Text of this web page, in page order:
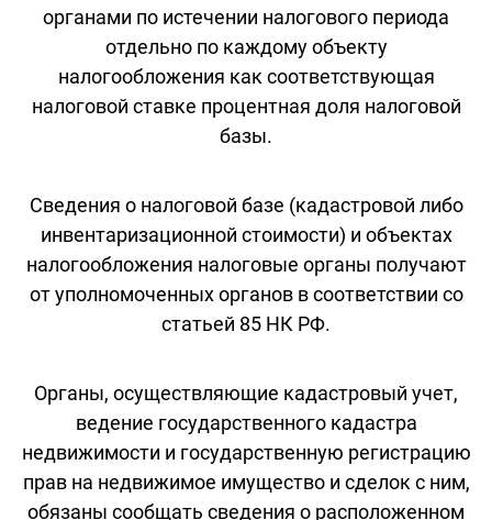
органами по истечении налогового периода
отдельно по каждому объекту
налогообложения как соответствующая
налоговой ставке процентная доля налоговой
базы.
Сведения о налоговой базе (кадастровой либо
инвентаризационной стоимости) и объектах
налогообложения налоговые органы получают
от уполномоченных органов в соответствии со
статьей 85 НК РФ.
Органы, осуществляющие кадастровый учет,
ведение государственного кадастра
недвижимости и государственную регистрацию
прав на недвижимое имущество и сделок с ним,
обязаны сообщать сведения о расположенном